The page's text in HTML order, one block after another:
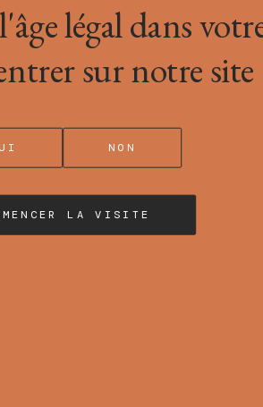
légal dans
sur notre site
NON
LA VISITE